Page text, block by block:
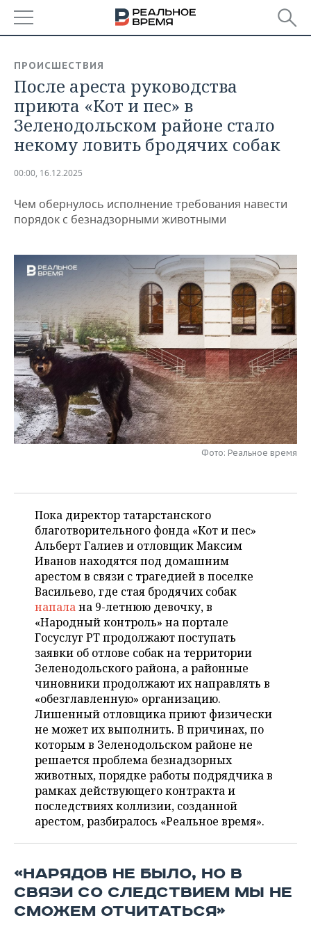
БАШКОРТОСТАН
ТАТАРСТАН
УДМУРТИЯ
НОВОСТИ
АНАЛИТИКА
НОВОСТИ АНАЛИТИКИ
ДЕКЛАРАЦИИ О ДОХОДАХ
КОРОЛИ ГОСЗАКАЗА ПФО
КОМУ ПРИНАДЛЕЖАТ
ЭКОНОМИКА
НОВОСТИ ЭКОНОМИКИ
ФИНАНСЫ
БЮДЖЕТ
ИНВЕСТИЦИИ
ПРОМЫШЛЕННОСТЬ
НОВОСТИ
ПРОМЫШЛЕННОСТИ
АГРОПРОМ
НЕФТЕХИМИЯ
НЕФТЬ
ОПК
ЭНЕРГЕТИКА
НЕДВИЖИМОСТЬ
НОВОСТИ АВТО
БИЗНЕС
НОВОСТИ БИЗНЕСА
РОЗНИЧНАЯ ТОРГОВЛЯ
ТРАНСПОРТ
УСЛУГИ
ТЕХНОЛОГИИ
НОВОСТИ ТЕХНОЛОГИЙ
IT
МЕДИА
ТЕЛЕКОММУНИКАЦИИ
МЕРОПРИЯТИЯ
НОВОСТИ МЕРОПРИЯТИЙ
ВЫЕЗДНАЯ РЕДАКЦИЯ
БИЗНЕС-БРАНЧИ
ОТКРЫТАЯ ЛЕКЦИЯ
СПОРТ
НОВОСТИ СПОРТА
ФУТБОЛ
БАСКЕТБОЛ
ВОЛЕЙБОЛ
КИБЕРСПОРТ
ФИГУРНОЕ КАТАНИЕ
ВОДНЫЕ ВИДЫ СПОРТА
ХОККЕЙ С МЯЧОМ
ОБЩЕСТВО
НОВОСТИ ОБЩЕСТВА
ИНФРАСТРУКТУРА
ИСТОРИЯ
КУЛЬТУРА
МЕДИЦИНА
ОБРАЗОВАНИЕ
ПРОИСШЕСТВИЯ
ФОТОГАЛЕРЕЯ
СПИСОК ПЕРСОН
СПИСОК КОМПАНИЙ
ПОЛНАЯ ВЕРСИЯ
ПРОИСШЕСТВИЯ
После ареста руководства
приюта «Кот и пес» в
Зеленодольском районе стало
некому ловить бродячих собак
00:00, 16.12.2025
Чем обернулось исполнение требования навести
порядок с безнадзорными животными
Фото: Реальное время
Пока директор татарстанского
благотворительного фонда «Кот и пес»
Альберт Галиев и отловщик Максим
Иванов находятся под домашним
арестом в связи с трагедией в поселке
Васильево, где стая бродячих собак
напалана 9-летнюю девочку, в
«Народный контроль» на портале
Госуслуг РТ продолжают поступать
заявки об отлове собак на территории
Зеленодольского района, а районные
чиновники продолжают их направлять в
«обезглавленную» организацию.
Лишенный отловщика приют физически
не может их выполнить. В причинах, по
которым в Зеленодольском районе не
решается проблема безнадзорных
животных, порядке работы подрядчика в
рамках действующего контракта и
последствиях коллизии, созданной
арестом, разбиралось «Реальное время».
«НАРЯДОВ НЕ БЫЛО, НО В
СВЯЗИ СО СЛЕДСТВИЕМ МЫ НЕ
СМОЖЕМ ОТЧИТАТЬСЯ»